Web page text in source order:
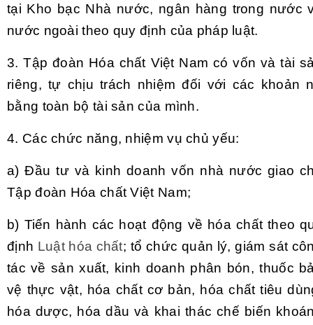
tại Kho bạc Nhà nước, ngân hàng trong nước
nước ngoài theo quy định của pháp luật.
3.Tập đoàn Hóa chất Việt Nam có vốn và tài
riêng, tự chịu trách nhiệm đối với các khoản
bằng toàn bộ tài sản của mình.
4. Các chức năng, nhiệm vụ chủ yếu:
a)Đầu tư và kinh doanh vốn nhà nước giao
Tập đoàn Hóa chất Việt Nam;
b) Tiến hành các hoạt động về hóa chất theo
định Luật hóa chất; tổ chức quản lý, giám sát
tác về sản xuất, kinh doanh phân bón, thuốc
vệ thực vật, hóa chất cơ bản, hóa chất tiêu
hóa dược, hóa dầu và khai thác chế biến